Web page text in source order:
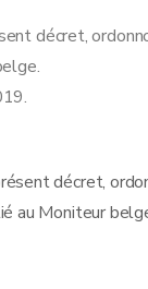
décret,
décret,
au Moniteur